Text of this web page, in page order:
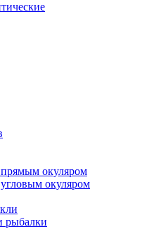
окуляром
окуляром
рыбалки